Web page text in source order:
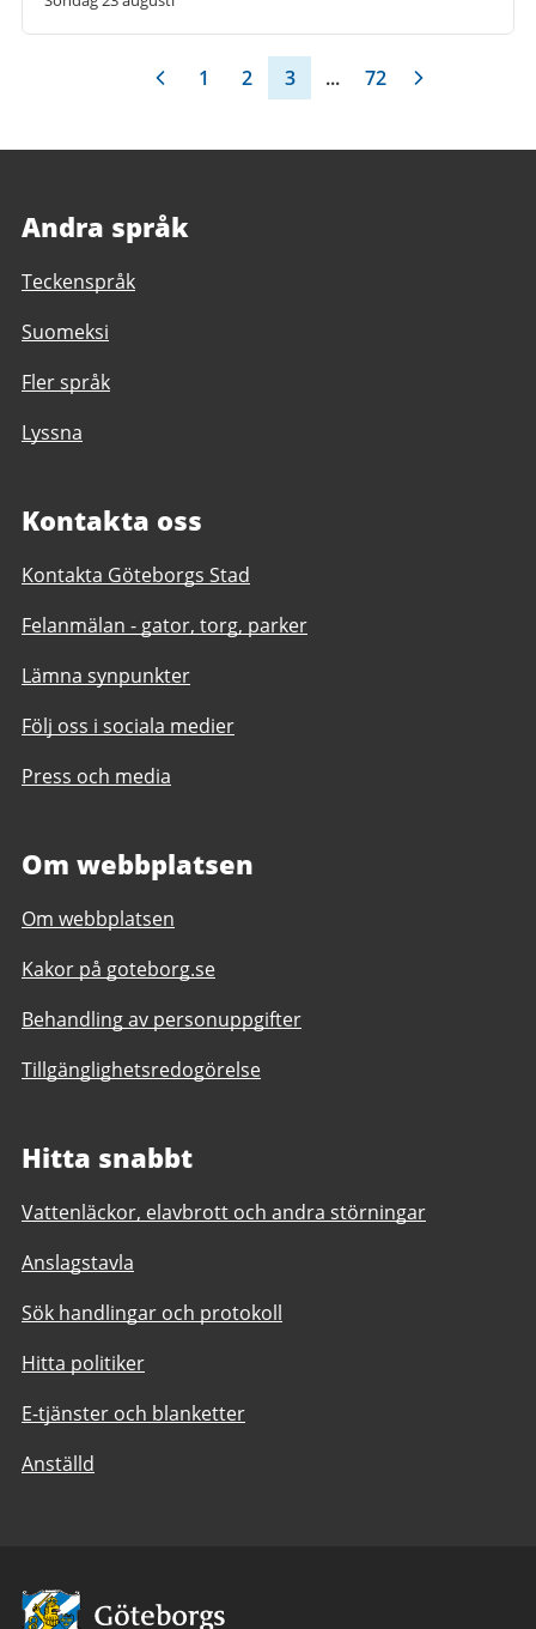
1 2 3 ... 72
Andra språk
Teckenspråk
Suomeksi
Fler språk
Lyssna
Kontakta oss
Kontakta Göteborgs Stad
Felanmälan - gator, torg, parker
Lämna synpunkter
Följ oss i sociala medier
Press och media
Om webbplatsen
Om webbplatsen
Kakor på goteborg.se
Behandling av personuppgifter
Tillgänglighetsredogörelse
Hitta snabbt
Vattenläckor, elavbrott och andra störningar
Anslagstavla
Sök handlingar och protokoll
Hitta politiker
E-tjänster och blanketter
Anställd
Avsändare: